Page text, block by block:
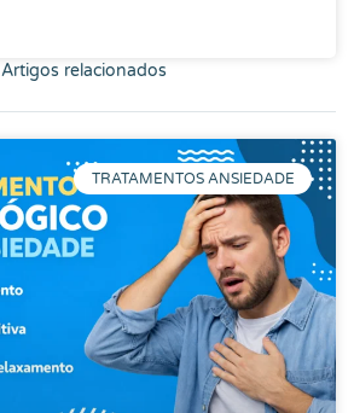
Artigos relacionados
TRATAMENTOS ANSIEDADE